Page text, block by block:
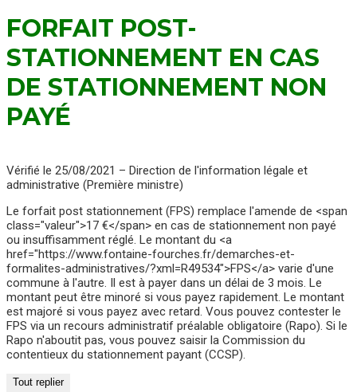
FORFAIT POST-
STATIONNEMENT EN CAS
DE STATIONNEMENT NON
PAYÉ
Vérifié le 25/08/2021 – Direction de l'information légale et
administrative (Première ministre)
Le forfait post stationnement (FPS) remplace l'amende de <span
class="valeur">17 €</span> en cas de stationnement non payé
ou insuffisamment réglé. Le montant du <a
href="https://www.fontaine-fourches.fr/demarches-et-
formalites-administratives/?xml=R49534">FPS</a> varie d'une
commune à l'autre. Il est à payer dans un délai de 3 mois. Le
montant peut être minoré si vous payez rapidement. Le montant
est majoré si vous payez avec retard. Vous pouvez contester le
FPS via un recours administratif préalable obligatoire (Rapo). Si le
Rapo n'aboutit pas, vous pouvez saisir la Commission du
contentieux du stationnement payant (CCSP).
Tout replier